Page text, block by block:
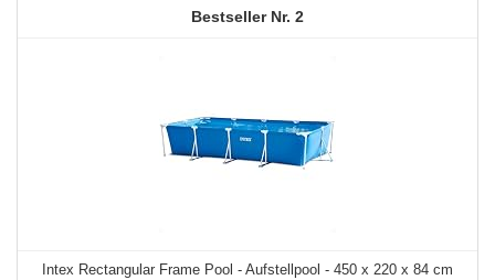
2
Intex Rectangular Frame Pool - Aufstellpool - 450 x 220 x 84 cm